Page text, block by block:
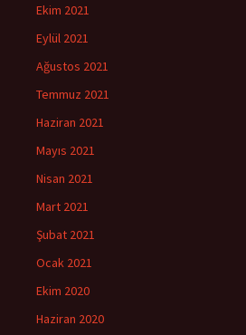
Ekim 2021
Eylül 2021
Ağustos 2021
Temmuz 2021
Haziran 2021
Mayıs 2021
Nisan 2021
Mart 2021
Şubat 2021
Ocak 2021
Ekim 2020
Haziran 2020